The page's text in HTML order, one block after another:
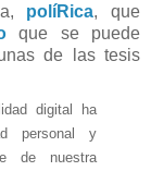
políRica, que
que se puede
de las tesis
digital ha
personal y
de nuestra